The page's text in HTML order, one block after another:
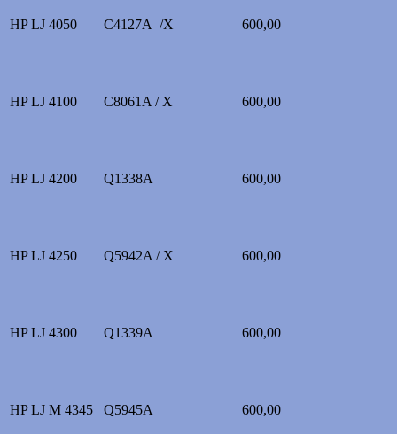
HP LJ 4050 C4127A /X 600,00
HP LJ 4100 C8061A / X 600,00
HP LJ 4200 Q1338A 600,00
HP LJ 4250 Q5942A / X 600,00
HP LJ 4300 Q1339A 600,00
HP LJ M 4345 Q5945A 600,00